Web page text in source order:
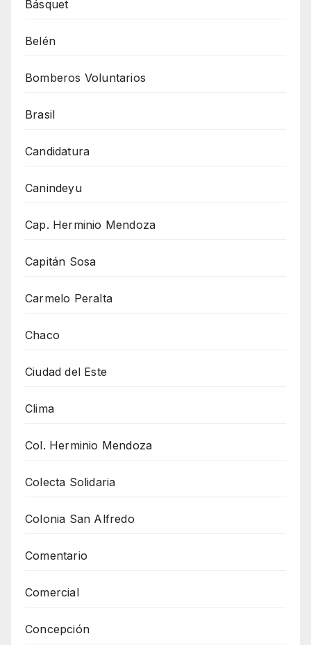
Básquet
Belén
Bomberos Voluntarios
Brasil
Candidatura
Canindeyu
Cap. Herminio Mendoza
Capitán Sosa
Carmelo Peralta
Chaco
Ciudad del Este
Clima
Col. Herminio Mendoza
Colecta Solidaria
Colonia San Alfredo
Comentario
Comercial
Concepción